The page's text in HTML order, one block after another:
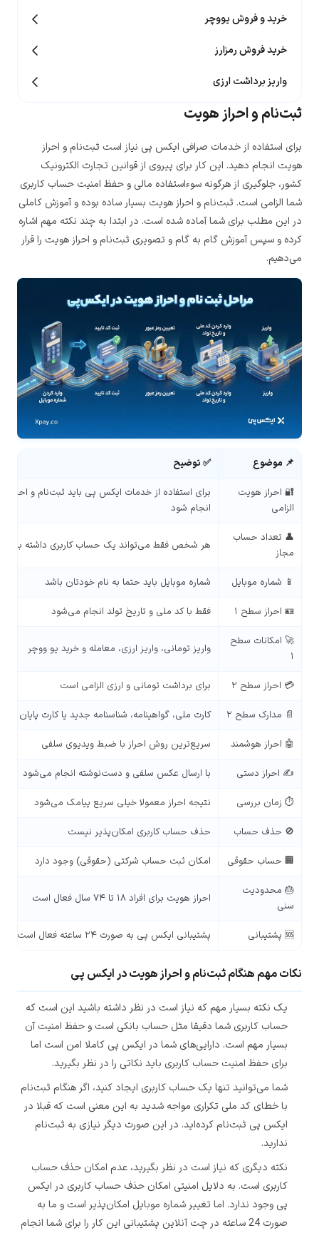
خرید و فروش یووچر
خرید فروش رمزارز
واریز برداشت ارزی
ثبت‌نام و احراز هویت
برای استفاده از خدمات صرافی ایکس پی نیاز است ثبت‌نام و احراز
هویت انجام دهید. این کار برای پیروی از قوانین تجارت الکترونیک
کشور، جلوگیری از هرگونه سوءاستفاده مالی و حفظ امنیت حساب کاربری
شما الزامی است. ثبت‌نام و احراز هویت بسیار ساده بوده و آموزش کاملی
در این مطلب برای شما آماده شده است. در ابتدا به چند نکته مهم اشاره
کرده و سپس آموزش گام به گام و تصویری ثبت‌نام و احراز هویت را قرار
می‌دهیم.
📌 موضوع ✅ توضیح
🔐 احراز هویت
الزامی
برای استفاده از خدمات ایکس پی باید ثبت‌نام و احراز
انجام شود
👤 تعداد حساب
مجاز
هر شخص فقط می‌تواند یک حساب کاربری داشته باشد
📱 شماره موبایل شماره موبایل باید حتما به نام خودتان باشد
🪪 احراز سطح ۱ فقط با کد ملی و تاریخ تولد انجام می‌شود
🚀 امکانات سطح
۱
واریز تومانی، واریز ارزی، معامله و خرید یو ووچر
💳 احراز سطح ۲ برای برداشت تومانی و ارزی الزامی است
📄 مدارک سطح ۲ کارت ملی، گواهینامه، شناسنامه جدید یا کارت پایان
🤖 احراز هوشمند سریع‌ترین روش احراز با ضبط ویدیوی سلفی
✍️ احراز دستی با ارسال عکس سلفی و دست‌نوشته انجام می‌شود
⏱ زمان بررسی نتیجه احراز معمولا خیلی سریع پیامک می‌شود
🚫 حذف حساب حذف حساب کاربری امکان‌پذیر نیست
🏢 حساب حقوقی امکان ثبت حساب شرکتی (حقوقی) وجود دارد
🎂 محدودیت
سنی
احراز هویت برای افراد ۱۸ تا ۷۴ سال فعال است
🆘 پشتیبانی پشتیبانی ایکس پی به صورت ۲۴ ساعته فعال است
نکات مهم هنگام ثبت‌نام و احراز هویت در ایکس پی
یک نکته بسیار مهم که نیاز است در نظر داشته باشید این است که
حساب کاربری شما دقیقا مثل حساب بانکی است و حفظ امنیت آن
بسیار مهم است. دارایی‌های شما در ایکس پی کاملا امن است اما
برای حفظ امنیت حساب کاربری باید نکاتی را در نظر بگیرید.
شما می‌توانید تنها یک حساب کاربری ایجاد کنید، اگر هنگام ثبت‌نام
با خطای کد ملی تکراری مواجه شدید به این معنی است که قبلا در
ایکس پی ثبت‌نام کرده‌اید. در این صورت دیگر نیازی به ثبت‌نام
ندارید.
نکته دیگری که نیاز است در نظر بگیرید، عدم امکان حذف حساب
کاربری است. به دلایل امنیتی امکان حذف حساب کاربری در ایکس
پی وجود ندارد. اما تغییر شماره موبایل امکان‌پذیر است و ما به
صورت 24 ساعته در چت آنلاین پشتیبانی این کار را برای شما انجام